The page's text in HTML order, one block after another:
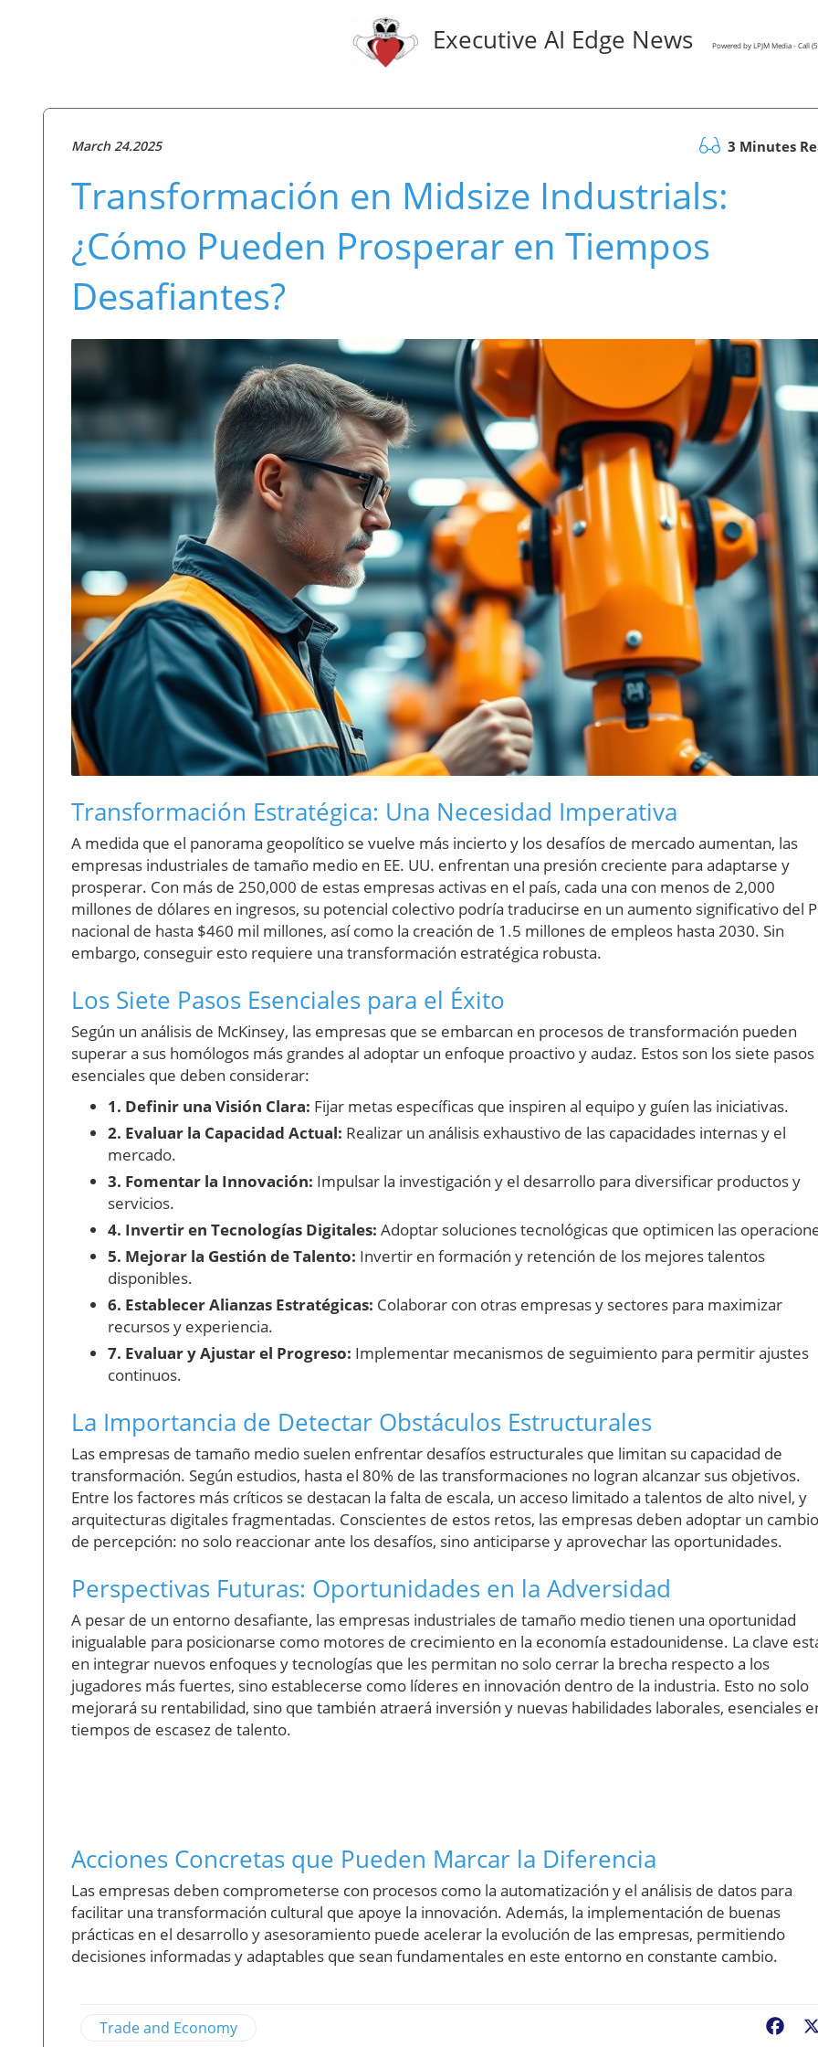
Executive AI Edge News Powered by LPJM Media - Call
March 24.2025 3 Minutes
Transformación en Midsize Industrials:
¿Cómo Pueden Prosperar en Tiempos
Desafiantes?
Transformación Estratégica: Una Necesidad Imperativa
A medida que el panorama geopolítico se vuelve más incierto y los desafíos de mercado aumentan, las
empresas industriales de tamaño medio en EE. UU. enfrentan una presión creciente para adaptarse y
prosperar. Con más de 250,000 de estas empresas activas en el país, cada una con menos de 2,000
millones de dólares en ingresos, su potencial colectivo podría traducirse en un aumento significativo del
nacional de hasta $460 mil millones, así como la creación de 1.5 millones de empleos hasta 2030. Sin
embargo, conseguir esto requiere una transformación estratégica robusta.
Los Siete Pasos Esenciales para el Éxito
Según un análisis de McKinsey, las empresas que se embarcan en procesos de transformación pueden
superar a sus homólogos más grandes al adoptar un enfoque proactivo y audaz. Estos son los siete pasos
esenciales que deben considerar:
1. Definir una Visión Clara: Fijar metas específicas que inspiren al equipo y guíen las iniciativas.
2. Evaluar la Capacidad Actual: Realizar un análisis exhaustivo de las capacidades internas y el
mercado.
3. Fomentar la Innovación: Impulsar la investigación y el desarrollo para diversificar productos y
servicios.
4. Invertir en Tecnologías Digitales: Adoptar soluciones tecnológicas que optimicen las
5. Mejorar la Gestión de Talento: Invertir en formación y retención de los mejores talentos
disponibles.
6. Establecer Alianzas Estratégicas: Colaborar con otras empresas y sectores para maximizar
recursos y experiencia.
7. Evaluar y Ajustar el Progreso: Implementar mecanismos de seguimiento para permitir ajustes
continuos.
La Importancia de Detectar Obstáculos Estructurales
Las empresas de tamaño medio suelen enfrentar desafíos estructurales que limitan su capacidad de
transformación. Según estudios, hasta el 80% de las transformaciones no logran alcanzar sus objetivos.
Entre los factores más críticos se destacan la falta de escala, un acceso limitado a talentos de alto nivel, y
arquitecturas digitales fragmentadas. Conscientes de estos retos, las empresas deben adoptar un cambio
de percepción: no solo reaccionar ante los desafíos, sino anticiparse y aprovechar las oportunidades.
Perspectivas Futuras: Oportunidades en la Adversidad
A pesar de un entorno desafiante, las empresas industriales de tamaño medio tienen una oportunidad
inigualable para posicionarse como motores de crecimiento en la economía estadounidense. La clave
en integrar nuevos enfoques y tecnologías que les permitan no solo cerrar la brecha respecto a los
jugadores más fuertes, sino establecerse como líderes en innovación dentro de la industria. Esto no solo
mejorará su rentabilidad, sino que también atraerá inversión y nuevas habilidades laborales, esenciales
tiempos de escasez de talento.
Acciones Concretas que Pueden Marcar la Diferencia
Las empresas deben comprometerse con procesos como la automatización y el análisis de datos para
facilitar una transformación cultural que apoye la innovación. Además, la implementación de buenas
prácticas en el desarrollo y asesoramiento puede acelerar la evolución de las empresas, permitiendo
decisiones informadas y adaptables que sean fundamentales en este entorno en constante cambio.
Trade and Economy